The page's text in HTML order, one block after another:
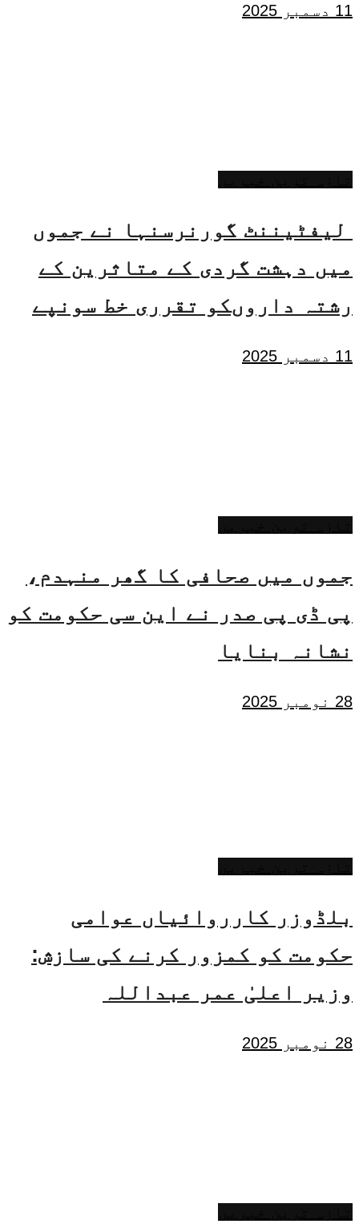
11 دسمبر 2025
لیفٹیننٹ گورنرسنہا نے جموں
میں دہشت گردی کے متاثرین کے
رشتہ داروںکو تقرری خط سونپے
11 دسمبر 2025
جموں میں صحافی کا گھر منہدم،
پی ڈی پی صدر نے این سی حکومت کو
نشانہ بنایا
28 نومبر 2025
بلڈوزر کارروائیاں عوامی
حکومت کو کمزور کرنے کی سازش:
وزیر اعلیٰ عمر عبداللہ
28 نومبر 2025